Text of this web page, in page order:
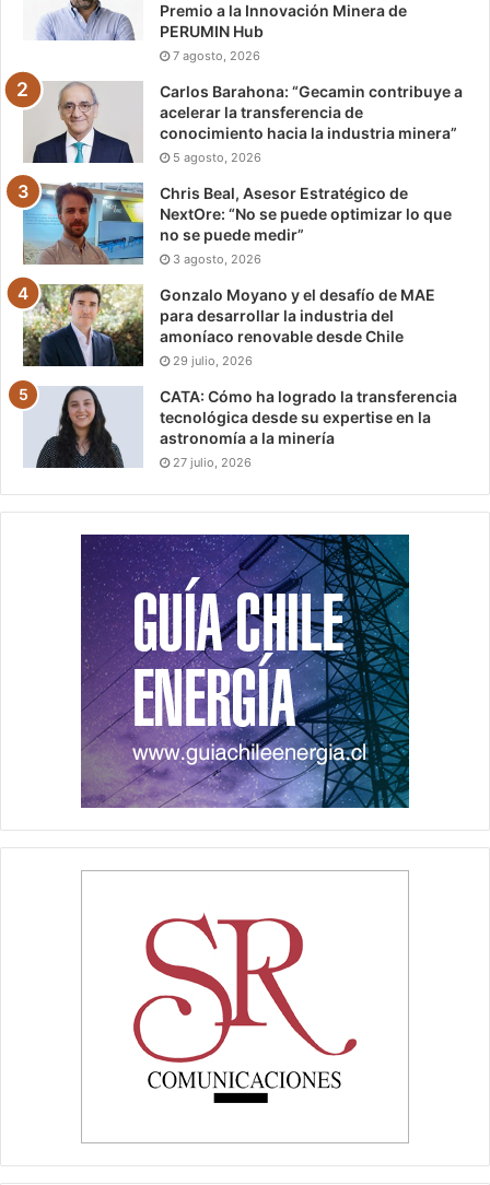
Premio a la Innovación Minera de
PERUMIN Hub
7 agosto, 2026
Carlos Barahona: “Gecamin contribuye a
acelerar la transferencia de
conocimiento hacia la industria minera”
5 agosto, 2026
Chris Beal, Asesor Estratégico de
NextOre: “No se puede optimizar lo que
no se puede medir”
3 agosto, 2026
Gonzalo Moyano y el desafío de MAE
para desarrollar la industria del
amoníaco renovable desde Chile
29 julio, 2026
CATA: Cómo ha logrado la transferencia
tecnológica desde su expertise en la
astronomía a la minería
27 julio, 2026